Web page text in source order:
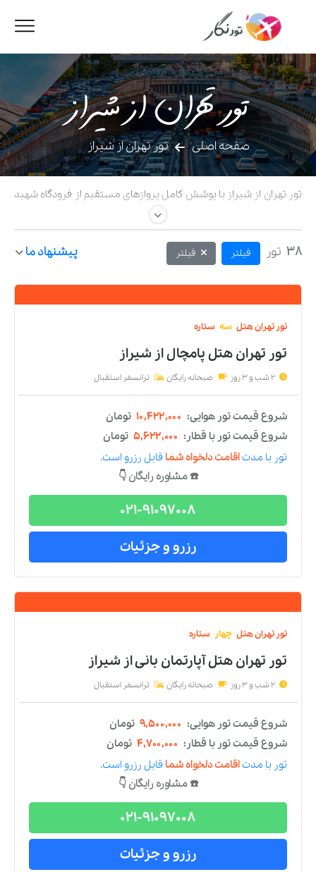
تور تهران از شیراز
صفحه اصلی تور تهران از شیراز
تور تهران از شیراز با پوشش کامل پروازهای مستقیم از فرودگاه شهید
دستغیب و قطارهای لوکس. رزرو پکیج اقتصادی بلیط هواپیما و هتل
نزدیک مراکز اداری و درمانی پایتخت.
38 تور فیلتر فیلتر پیشنهاد ما
تور تهران هتل پامچالازشیراز
شروع قیمت تور هوایی: ۱۰,۴۲۲,۰۰۰ تومان
شروع قیمت تور با قطار: ۵,۶۲۲,۰۰۰ تومان
021-91097008
رزرو و جزئیات